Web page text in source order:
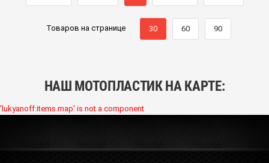
Товаров на странице 30 60 90
НАШ МОТОПЛАСТИК НА КАРТЕ:
'lukyanoff:items.map' is not a component